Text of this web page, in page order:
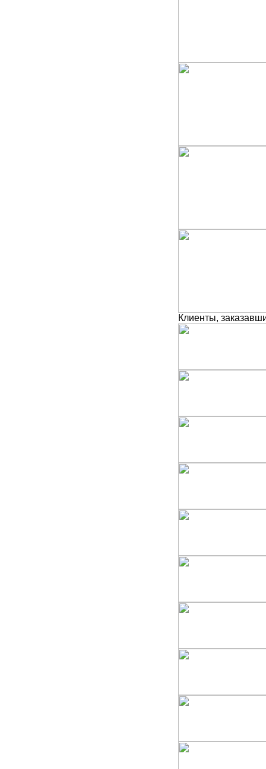
Клиенты,